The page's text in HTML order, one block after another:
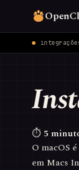
⏱ 5
O macOS
em Macs